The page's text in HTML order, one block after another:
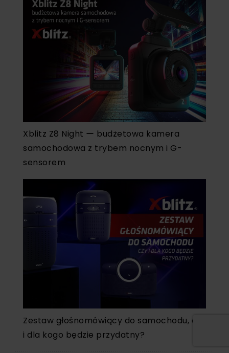
Xblitz Z8 Night ー budżetowa kamera
samochodowa z trybem nocnym i G-
sensorem
Zestaw głośnomówiący do samochodu, czy
i dla kogo będzie przydatny?